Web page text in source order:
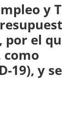
y
por el
19), y se